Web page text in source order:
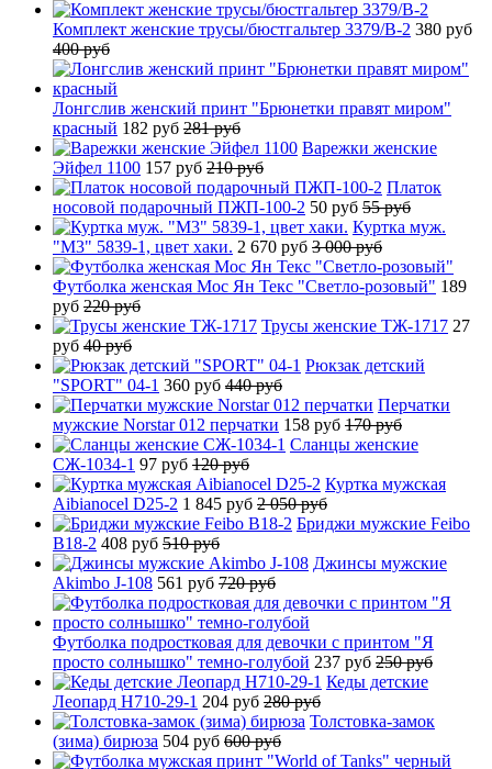
Комплект женские трусы/бюстгальтер 3379/B-2 380 руб
400 руб
Лонгслив женский принт "Брюнетки правят миром"
красный 182 руб 281 руб
Варежки женские
Эйфел 1100 157 руб 210 руб
Платок
носовой подарочный ПЖП-100-2 50 руб 55 руб
Куртка муж.
"М3" 5839-1, цвет хаки. 2 670 руб 3 000 руб
Футболка женская Мос Ян Текс "Светло-розовый" 189
руб 220 руб
Трусы женские ТЖ-1717 27
руб 40 руб
Рюкзак детский
"SPORT" 04-1 360 руб 440 руб
Перчатки
мужские Norstar 012 перчатки 158 руб 170 руб
Сланцы женские
СЖ-1034-1 97 руб 120 руб
Куртка мужская
Aibianocel D25-2 1 845 руб 2 050 руб
Бриджи мужские Feibo
B18-2 408 руб 510 руб
Джинсы мужские
Akimbo J-108 561 руб 720 руб
Футболка подростковая для девочки с принтом "Я
просто солнышко" темно-голубой 237 руб 250 руб
Кеды детские
Леопард H710-29-1 204 руб 280 руб
Толстовка-замок
(зима) бирюза 504 руб 600 руб